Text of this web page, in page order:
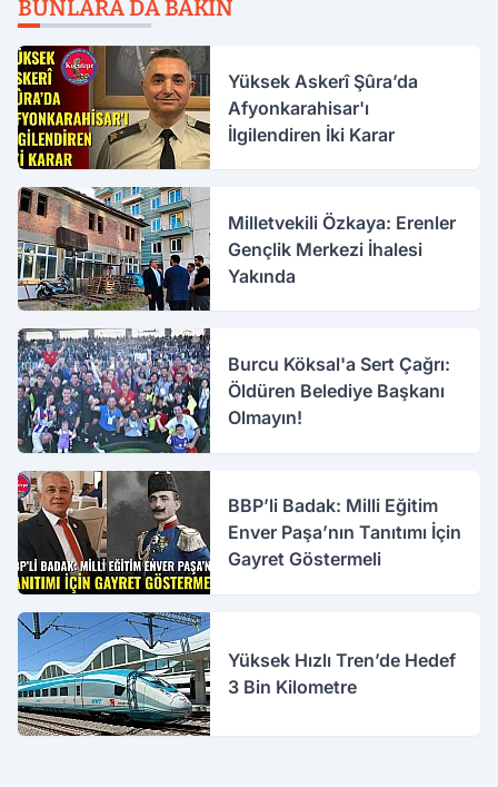
BUNLARA DA BAKIN
Yüksek Askerî Şûra’da
Afyonkarahisar'ı
İlgilendiren İki Karar
Milletvekili Özkaya: Erenler
Gençlik Merkezi İhalesi
Yakında
Burcu Köksal'a Sert Çağrı:
Öldüren Belediye Başkanı
Olmayın!
BBP’li Badak: Milli Eğitim
Enver Paşa’nın Tanıtımı İçin
Gayret Göstermeli
Yüksek Hızlı Tren’de Hedef
3 Bin Kilometre